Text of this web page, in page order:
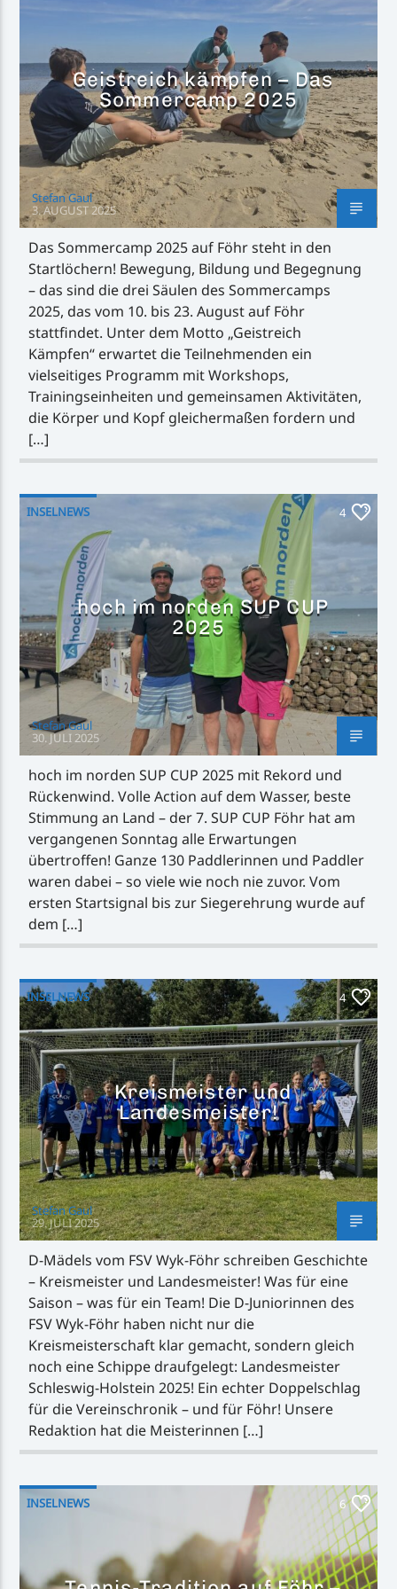
Inselradio Föhr
Handystream
Geistreich kämpfen – Das
Sommercamp 2025
Stefan Gaul
3. AUGUST 2025
Das Sommercamp 2025 auf Föhr steht in den
Startlöchern! Bewegung, Bildung und Begegnung
– das sind die drei Säulen des Sommercamps
2025, das vom 10. bis 23. August auf Föhr
stattfindet. Unter dem Motto „Geistreich
Kämpfen“ erwartet die Teilnehmenden ein
vielseitiges Programm mit Workshops,
Trainingseinheiten und gemeinsamen Aktivitäten,
die Körper und Kopf gleichermaßen fordern und
[…]
INSELNEWS 4
hoch im norden SUP CUP
2025
Stefan Gaul
30. JULI 2025
hoch im norden SUP CUP 2025 mit Rekord und
Rückenwind. Volle Action auf dem Wasser, beste
Stimmung an Land – der 7. SUP CUP Föhr hat am
vergangenen Sonntag alle Erwartungen
übertroffen! Ganze 130 Paddlerinnen und Paddler
waren dabei – so viele wie noch nie zuvor. Vom
ersten Startsignal bis zur Siegerehrung wurde auf
dem […]
INSELNEWS 4
Kreismeister und
Landesmeister!
Stefan Gaul
29. JULI 2025
D-Mädels vom FSV Wyk-Föhr schreiben Geschichte
– Kreismeister und Landesmeister! Was für eine
Saison – was für ein Team! Die D-Juniorinnen des
FSV Wyk-Föhr haben nicht nur die
Kreismeisterschaft klar gemacht, sondern gleich
noch eine Schippe draufgelegt: Landesmeister
Schleswig-Holstein 2025! Ein echter Doppelschlag
für die Vereinschronik – und für Föhr! Unsere
Redaktion hat die Meisterinnen […]
INSELNEWS 6